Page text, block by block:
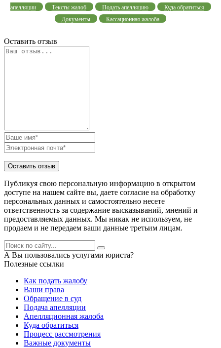
апелляции
Тексты жалоб Подать апелляцию
Куда обратиться
Документы
Кассационная жалоба
Оставить отзыв
Публикуя свою персональную информацию в открытом
доступе на нашем сайте вы, даете согласие на обработку
персональных данных и самостоятельно несете
ответственность за содержание высказываний, мнений и
предоставляемых данных. Мы никак не используем, не
продаем и не передаем ваши данные третьим лицам.
А Вы пользовались услугами юриста?
Полезные ссылки
Как подать жалобу
Ваши права
Обращение в суд
Подача апелляции
Апелляционная жалоба
Куда обратиться
Процесс рассмотрения
Важные документы